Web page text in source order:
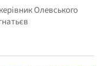
Олевського